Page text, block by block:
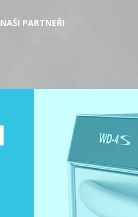
NAŠI PARTNEŘI